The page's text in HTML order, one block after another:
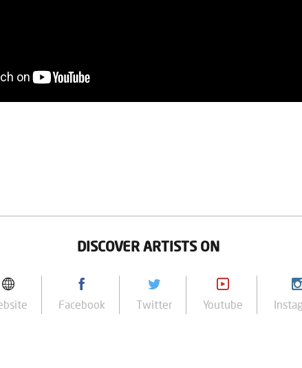
DISCOVER ARTISTS ON
Facebook Twitter Youtube